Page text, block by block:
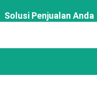
Solusi Penjualan Anda